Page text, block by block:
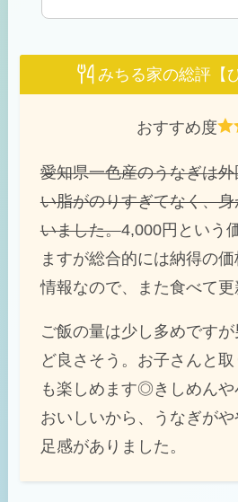
みちる家の総評【
おすすめ度
愛知県一色産のうなぎは
い脂がのりすぎてなく、
いました。4,000円という
ますが総合的には納得の
情報なので、また食べて更
ご飯の量は少し多めです
ど良さそう。お子さんと
も楽しめます◎きしめんや
おいしいから、うなぎが
足感がありました。